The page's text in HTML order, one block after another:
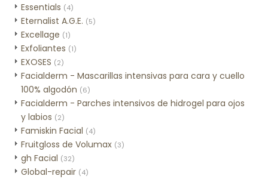
Essentials (4)
Eternalist A.G.E. (5)
Excellage (1)
Exfoliantes (1)
EXOSES (2)
Facialderm - Mascarillas intensivas para cara y cuello
100% algodón (6)
Facialderm - Parches intensivos de hidrogel para ojos
y labios (2)
Famiskin Facial (4)
Fruitgloss de Volumax (3)
gh Facial (32)
Global-repair (4)